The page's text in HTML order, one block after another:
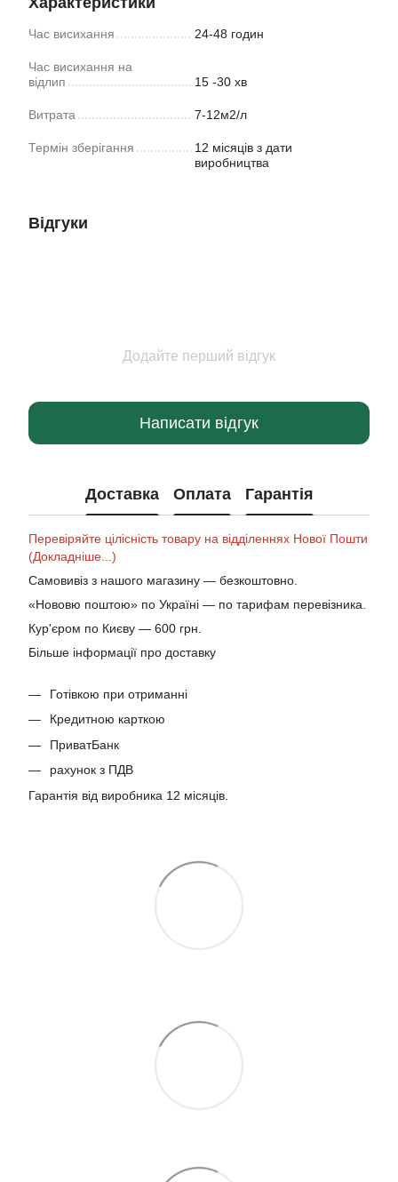
Час висихання 24-48 годин
Час висихання на
відлип
15 -30 хв
Витрата 7-12м2/л
Термін зберігання
12 місяців з дати
виробництва
Відгуки
Додайте перший відгук
Написати відгук
Доставка Оплата Гарантія
Перевіряйте цілісність товару на відділеннях Нової Пошти
(Докладніше...)
Самовивіз з нашого магазину — безкоштовно.
«Нововю поштою» по Україні — по тарифам перевізника.
Кур'єром по Києву — 600 грн.
Більше інформації про доставку
Готівкою при отриманні
Кредитною карткою
ПриватБанк
рахунок з ПДВ
Гарантія від виробника 12 місяців.